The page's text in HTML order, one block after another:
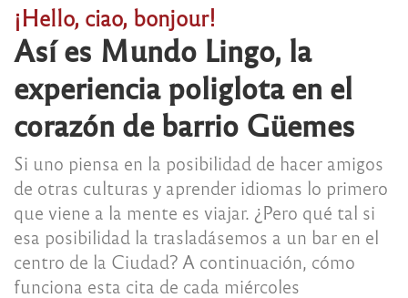
¡Hello, ciao, bonjour!
Así es Mundo Lingo, la
experiencia poliglota en el
corazón de barrio Güemes
Si uno piensa en la posibilidad de hacer amigos
de otras culturas y aprender idiomas lo primero
que viene a la mente es viajar. ¿Pero qué tal si
esa posibilidad la trasladásemos a un bar en el
centro de la Ciudad? A continuación, cómo
funciona esta cita de cada miércoles